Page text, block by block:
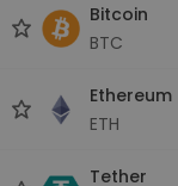
Bitcoin
BTC
Ethereum
ETH
Tether